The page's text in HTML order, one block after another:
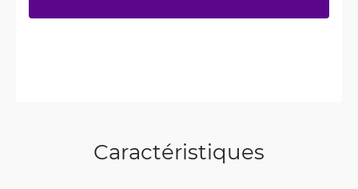
Caractéristiques